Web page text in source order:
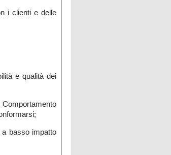
i clienti e delle
e qualità dei
a basso impatto